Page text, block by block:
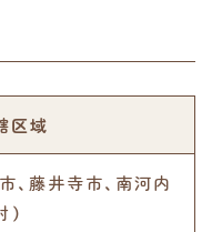
区域
、藤井寺市、南河内